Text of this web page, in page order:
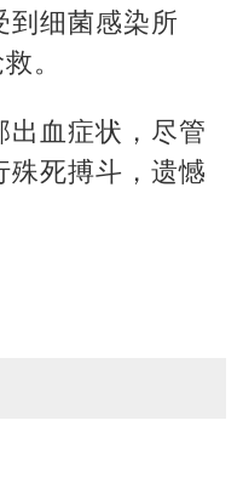
到细菌感染所
。
出血症状，尽管
殊死搏斗，遗憾